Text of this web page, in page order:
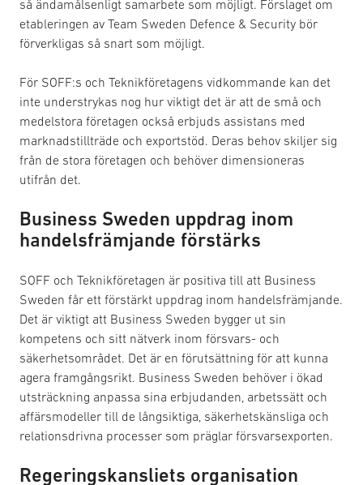
så ändamålsenligt samarbete som möjligt. Förslaget om
etableringen av Team Sweden Defence & Security bör
förverkligas så snart som möjligt.
För SOFF:s och Teknikföretagens vidkommande kan det
inte understrykas nog hur viktigt det är att de små och
medelstora företagen också erbjuds assistans med
marknadstillträde och exportstöd. Deras behov skiljer sig
från de stora företagen och behöver dimensioneras
utifrån det.
Business Sweden uppdrag inom
handelsfrämjande förstärks
SOFF och Teknikföretagen är positiva till att Business
Sweden får ett förstärkt uppdrag inom handelsfrämjande.
Det är viktigt att Business Sweden bygger ut sin
kompetens och sitt nätverk inom försvars- och
säkerhetsområdet. Det är en förutsättning för att kunna
agera framgångsrikt. Business Sweden behöver i ökad
utsträckning anpassa sina erbjudanden, arbetssätt och
affärsmodeller till de långsiktiga, säkerhetskänsliga och
relationsdrivna processer som präglar försvarsexporten.
Regeringskansliets organisation